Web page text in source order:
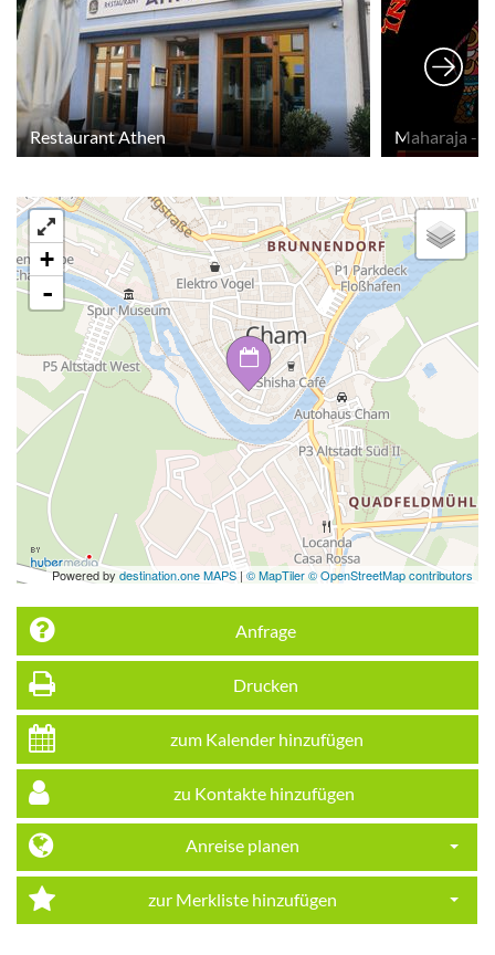
Restaurant Athen Maharaja -
+
-
Powered bydestination.one MAPS | © MapTiler © OpenStreetMap contributors
Anfrage
Drucken
zum Kalender hinzufügen
zu Kontakte hinzufügen
Anreise planen
zur Merkliste hinzufügen